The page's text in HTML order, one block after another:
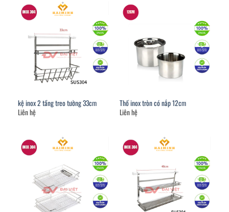
kệ inox 2 tầng treo tường 33cm
Liên hệ
Thố inox tròn có nắp 12cm
Liên hệ